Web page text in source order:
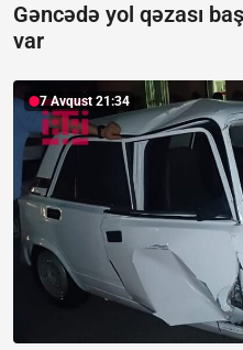
Gəncədə yol qəzası
var
7 Avqust 21:34